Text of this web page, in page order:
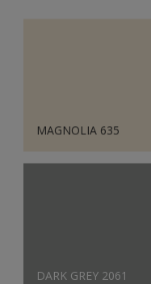
MAGNOLIA 635
DARK GREY 2061